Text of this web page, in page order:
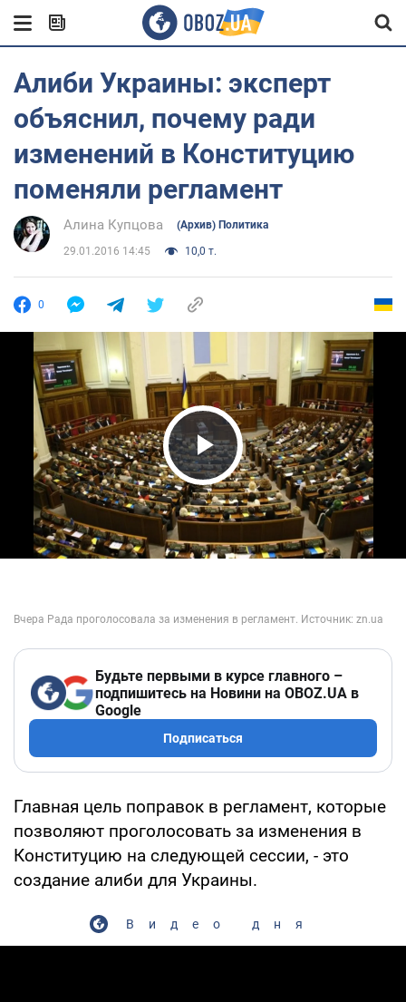
Алиби Украины: эксперт
объяснил, почему ради
изменений в Конституцию
поменяли регламент
Алина Купцова (Архив) Политика
29.01.2016 14:45 10,0 т.
0
Play Video
Будьте первыми в курсе главного –
подпишитесь на Новини на OBOZ.UA в
Google
Подписаться
Главная цель поправок в регламент, которые
позволяют проголосовать за изменения в
Конституцию на следующей сессии, - это
создание алиби для Украины.
Видео дня